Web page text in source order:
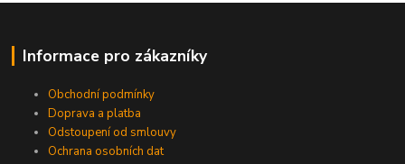
Informace pro zákazníky
Obchodní podmínky
Doprava a platba
Odstoupení od smlouvy
Ochrana osobních dat